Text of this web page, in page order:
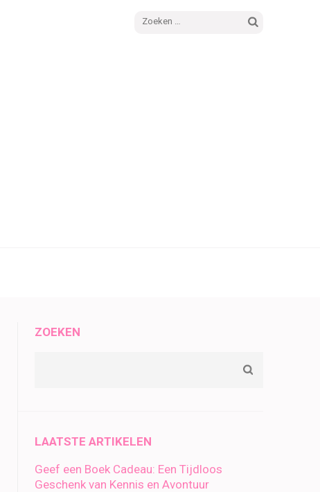
Zoeken
ZOEKEN
LAATSTE ARTIKELEN
Geef een Boek Cadeau: Een Tijdloos
Geschenk van Kennis en Avontuur